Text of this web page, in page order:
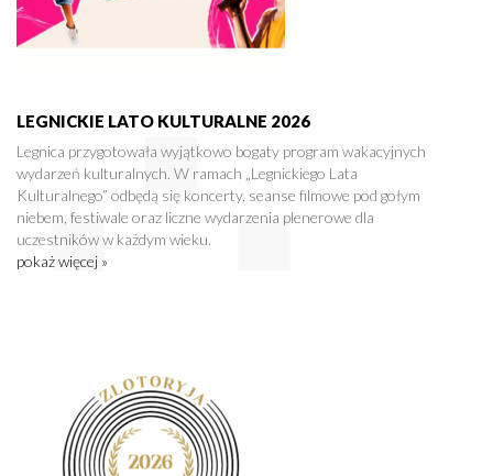
LEGNICKIE LATO KULTURALNE 2026
Legnica przygotowała wyjątkowo bogaty program wakacyjnych
wydarzeń kulturalnych. W ramach „Legnickiego Lata
Kulturalnego” odbędą się koncerty, seanse filmowe pod gołym
niebem, festiwale oraz liczne wydarzenia plenerowe dla
uczestników w każdym wieku.
pokaż więcej »